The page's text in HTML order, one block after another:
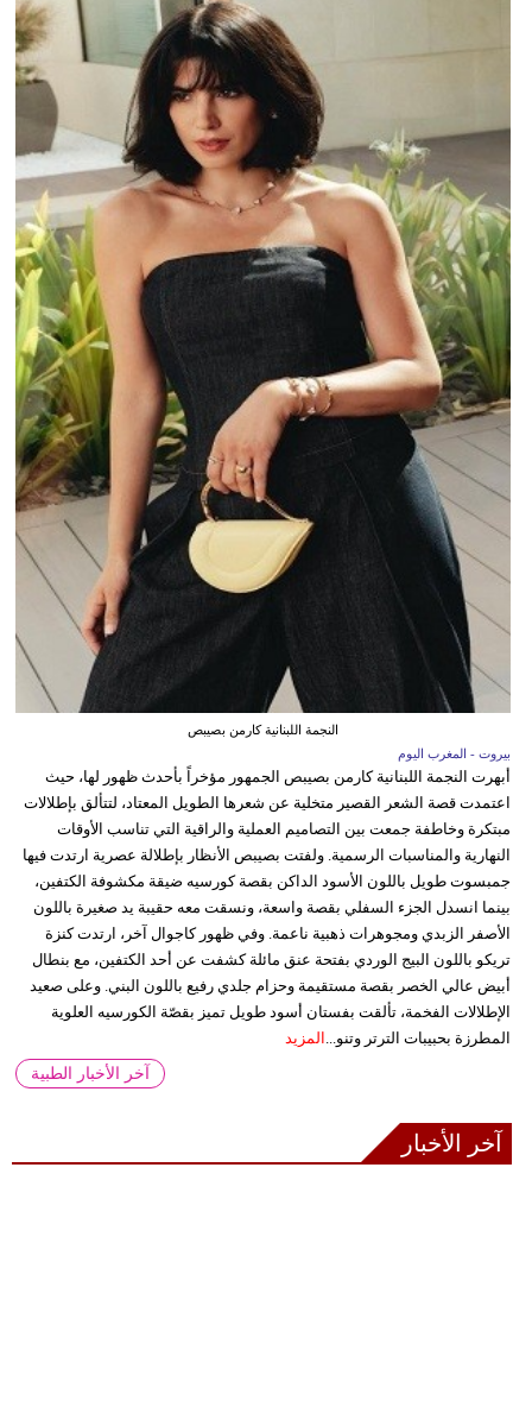
النجمة اللبنانية كارمن بصيبص
بيروت - المغرب اليوم
أبهرت النجمة اللبنانية كارمن بصيبص الجمهور مؤخراً بأحدث ظهور لها، حيث
اعتمدت قصة الشعر القصير متخلية عن شعرها الطويل المعتاد، لتتألق بإطلالات
مبتكرة وخاطفة جمعت بين التصاميم العملية والراقية التي تناسب الأوقات
النهارية والمناسبات الرسمية. ولفتت بصيبص الأنظار بإطلالة عصرية ارتدت فيها
جمبسوت طويل باللون الأسود الداكن بقصة كورسيه ضيقة مكشوفة الكتفين،
بينما انسدل الجزء السفلي بقصة واسعة، ونسقت معه حقيبة يد صغيرة باللون
الأصفر الزبدي ومجوهرات ذهبية ناعمة. وفي ظهور كاجوال آخر، ارتدت كنزة
تريكو باللون البيج الوردي بفتحة عنق مائلة كشفت عن أحد الكتفين، مع بنطال
أبيض عالي الخصر بقصة مستقيمة وحزام جلدي رفيع باللون البني. وعلى صعيد
الإطلالات الفخمة، تألقت بفستان أسود طويل تميز بقصّة الكورسيه العلوية
المطرزة بحبيبات الترتر وتنو... المزيد
آخر الأخبار الطبية
آخر الأخبار